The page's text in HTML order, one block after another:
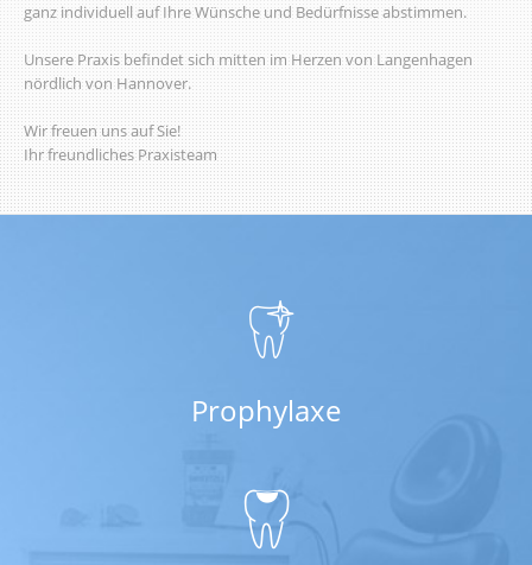
ganz individuell auf Ihre Wünsche und Bedürfnisse abstimmen.
Unsere Praxis befindet sich mitten im Herzen von Langenhagen
nördlich von Hannover.
Wir freuen uns auf Sie!
Ihr freundliches Praxisteam
Prophylaxe